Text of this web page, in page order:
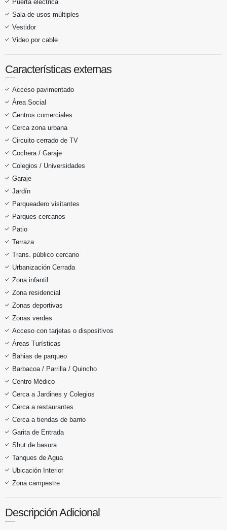
Puerta eléctrica
Sala de usos múltiples
Vestidor
Video por cable
Características externas
Acceso pavimentado
Área Social
Centros comerciales
Cerca zona urbana
Circuito cerrado de TV
Cochera / Garaje
Colegios / Universidades
Garaje
Jardín
Parqueadero visitantes
Parques cercanos
Patio
Terraza
Trans. público cercano
Urbanización Cerrada
Zona infantil
Zona residencial
Zonas deportivas
Zonas verdes
Acceso con tarjetas o dispositivos
Áreas Turísticas
Bahias de parqueo
Barbacoa / Parrilla / Quincho
Centro Médico
Cerca a Jardines y Colegios
Cerca a restaurantes
Cerca a tiendas de barrio
Garita de Entrada
Shut de basura
Tanques de Agua
Ubicación Interior
Zona campestre
Descripción Adicional